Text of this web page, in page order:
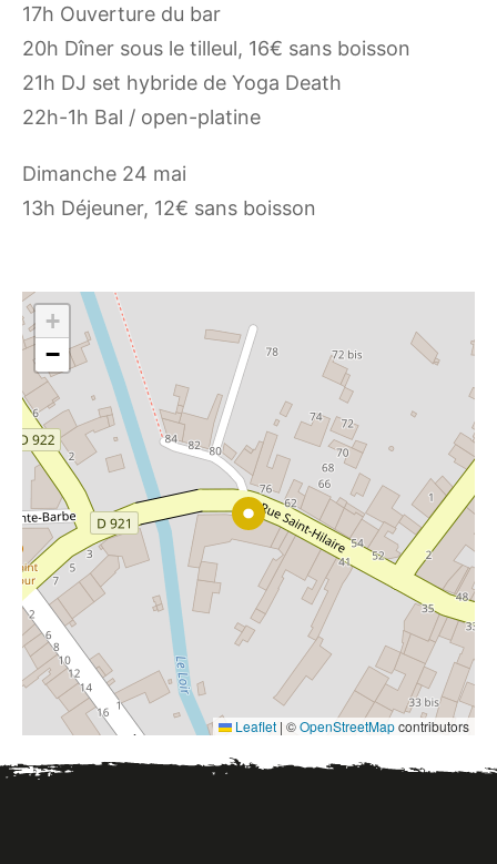
17h Ouverture du bar
20h Dîner sous le tilleul, 16€ sans boisson
21h DJ set hybride de Yoga Death
22h-1h Bal / open-platine
Dimanche 24 mai
13h Déjeuner, 12€ sans boisson
+
−
Leaflet | ©OpenStreetMapcontributors